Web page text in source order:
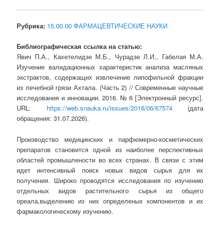
Рубрика: 15.00.00 ФАРМАЦЕВТИЧЕСКИЕ НАУКИ
Библиографическая ссылка на статью:
Явич П.А., Кахетелидзе М.Б., Чурадзе Л.И., Габелая М.А.
Изучение валидационных характеристик анализа масляных
экстрактов, содержащих извлечение липофильной фракции
из лечебной грязи Ахтала. (Часть 2) // Современные научные
исследования и инновации. 2016. № 6 [Электронный ресурс].
URL: https://web.snauka.ru/issues/2016/06/67574(дата
обращения: 31.07.2026).
Производство медицинских и парфюмерно-косметических
препаратов становится одной из наиболее перспективных
областей промышлености во всех странах. В связи с этим
идет интенсивный поиск новых видов сырья для их
получения. Широко проводятся исследования по изучению
отдельных видов растительного сырья из общего
ореала,выделению из них определеных компонентов и их
фармакологическому изучению.